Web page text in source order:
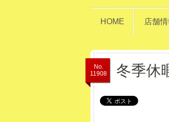
HOME 店舗情
No.
11908
冬季休